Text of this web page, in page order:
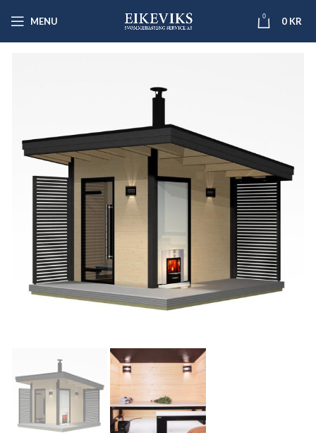
MENU 0 0 KR